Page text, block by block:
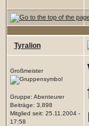
Tyralion
Großmeister
Gruppe: Abenteurer
Beiträge: 3,898
Mitglied seit: 25.11.2004 -
17:58